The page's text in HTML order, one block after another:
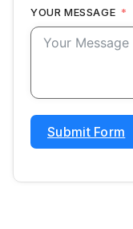
YOUR MESSAGE
Submit Form